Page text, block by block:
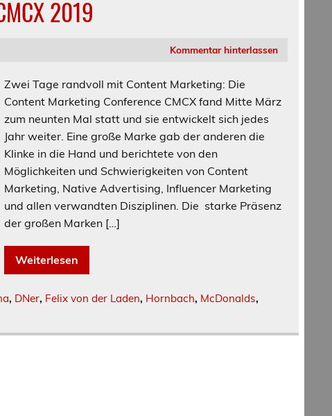
2019
Kommentar hinterlassen
Zwei Tage randvoll mit Content Marketing: Die
Content Marketing Conference CMCX fand Mitte März
zum neunten Mal statt und sie entwickelt sich jedes
Jahr weiter. Eine große Marke gab der anderen die
Klinke in die Hand und berichtete von den
Möglichkeiten und Schwierigkeiten von Content
Marketing, Native Advertising, Influencer Marketing
und allen verwandten Disziplinen. Die starke Präsenz
der großen Marken […]
Weiterlesen
, DNer, Felix von der Laden, Hornbach, McDonalds,